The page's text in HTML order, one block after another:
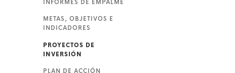
INFORMES DE EMPALME
METAS, OBJETIVOS E
INDICADORES
PROYECTOS DE
INVERSIÓN
PLAN DE ACCIÓN